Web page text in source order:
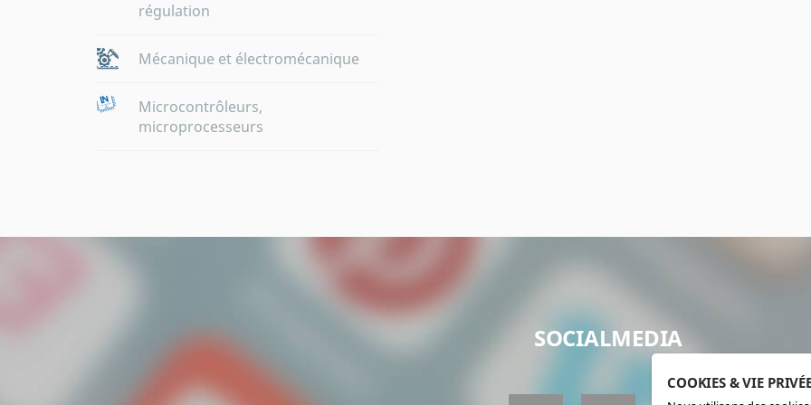
régulation
Mécanique et électromécanique
Microcontrôleurs,
microprocesseurs
SOCIALMEDIA
COOKIES & VIE